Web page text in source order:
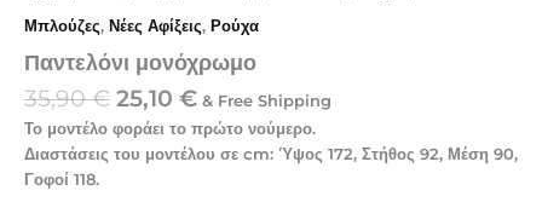
Μπλούζες, Νέες Αφίξεις, Ρούχα
Παντελόνι μονόχρωμο
35,90€ 25,10 € & Free Shipping
Το μοντέλο φοράει το πρώτο νούμερο.
Διαστάσεις του μοντέλου σε cm: Ύψος 172, Στήθος 92, Μέση 90,
Γοφοί 118.